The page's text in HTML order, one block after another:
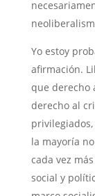
Yo estoy
afirmación.
que derecho
derecho al
la mayoría
cada vez
social y